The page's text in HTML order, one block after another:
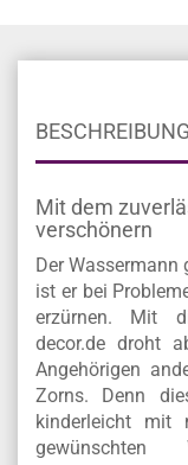
BESCHREIBUNG
Mit dem
verschönern
Der
ist er bei
erzürnen. Mit
decor.de droht
Angehörigen
Zorns. Denn
kinderleicht mit
gewünschten